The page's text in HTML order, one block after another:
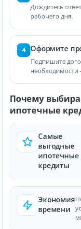
Дождитесь
рабочего дня.
4 Оформите
Подпишите
необходимости
Почему
ипотечные
Самые
выгодные
ипотечные
кредиты
Экономия
времени